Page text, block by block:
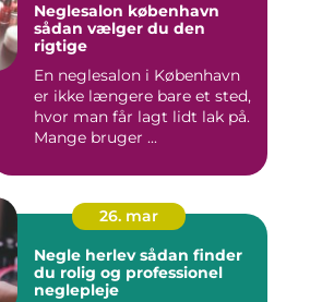
Neglesalon københavn
sådan vælger du den
rigtige
En neglesalon i København
er ikke længere bare et sted,
hvor man får lagt lidt lak på.
Mange bruger ...
26. mar
Negle herlev sådan finder
du rolig og professionel
neglepleje